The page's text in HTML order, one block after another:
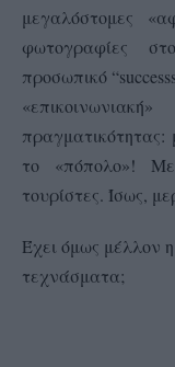
μεγαλόστομες
φωτογραφίες
προσωπικό “success
το «πόπολο»! Με
τουρίστες. Ίσως,
Έχει όμως μέλλον
τεχνάσματα;